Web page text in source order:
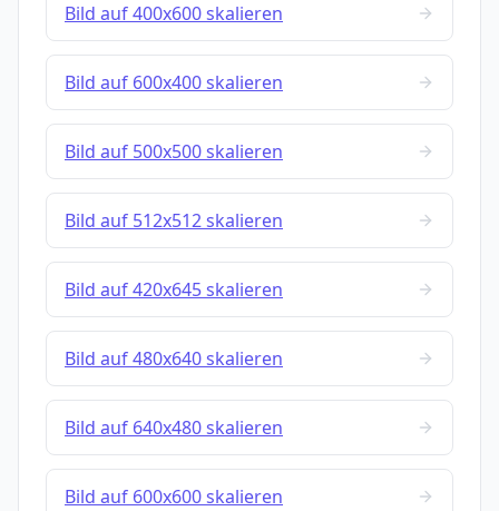
Bild auf 400x600 skalieren
Bild auf 600x400 skalieren
Bild auf 500x500 skalieren
Bild auf 512x512 skalieren
Bild auf 420x645 skalieren
Bild auf 480x640 skalieren
Bild auf 640x480 skalieren
Bild auf 600x600 skalieren